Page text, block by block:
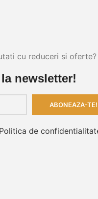
cu reduceri si oferte?
newsletter!
Politica de